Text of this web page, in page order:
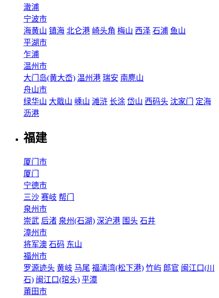
澉浦
宁波市
海黄山 镇海 北仑港 崎头角 梅山 西泽 石浦 鱼山
平湖市
乍浦
温州市
大门岛(黄大岙) 温州港 瑞安 南麂山
舟山市
绿华山 大戢山 嵊山 滩浒 长涂 岱山 西码头 沈家门
定海
沥港
福建
厦门市
厦门
宁德市
三沙 赛岐 帮门
泉州市
崇武 后渚 泉州(石湖) 深沪港 围头 石井
漳州市
将军澳 石码 东山
福州市
罗源迹头 黄岐 马尾 福清湾(松下港) 竹屿 郎官 闽江口(川
石) 闽江口(琯头) 平潭
莆田市